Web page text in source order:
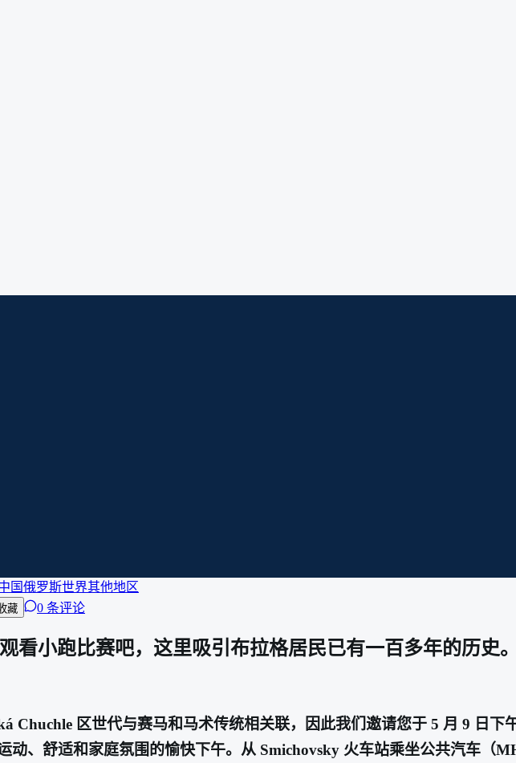
国俄罗斯世界其他地区
藏 0 条评论
看小跑比赛吧，这里吸引布拉格居民已有一百多年的历史。
Chuchle 区世代与赛马和马术传统相关联，因此我们邀请您于 5 月 9 日
动、舒适和家庭氛围的愉快下午。从 Smichovsky 火车站乘坐公共汽车（